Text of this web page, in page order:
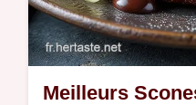
Meilleurs